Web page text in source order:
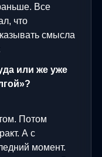
Все
что
смысла
или же уже
Потом
А с
момент.